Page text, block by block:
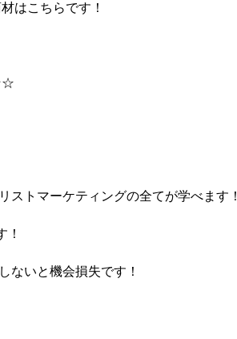
はこちらです！
ストマーケティングの全てが学べます！
！
ないと機会損失です！